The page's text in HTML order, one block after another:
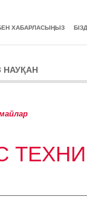
ХАБАРЛАСЫҢЫЗ
НАУҚАН